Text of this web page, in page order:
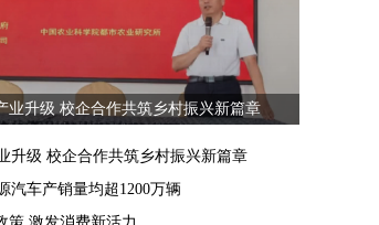
业升级 校企合作共筑乡村振兴新篇章
升级 校企合作共筑乡村振兴新篇章
汽车产销量均超1200万辆